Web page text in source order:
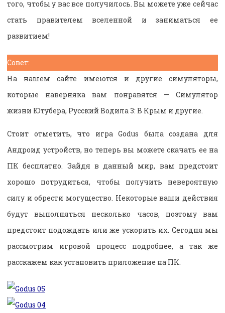
того, чтобы у вас все получилось. Вы можете уже сейчас
стать правителем вселенной и заниматься ее
развитием!
Совет:
На нашем сайте имеются и другие симуляторы,
которые наверняка вам понравятся — Симулятор
жизни Ютубера, Русский Водила 3: В Крым и другие.
Стоит отметить, что игра Godus была создана для
Андроид устройств, но теперь вы можете скачать ее на
ПК бесплатно. Зайдя в данный мир, вам предстоит
хорошо потрудиться, чтобы получить невероятную
силу и обрести могущество. Некоторые ваши действия
будут выполняться несколько часов, поэтому вам
предстоит подождать или же ускорить их. Сегодня мы
рассмотрим игровой процесс подробнее, а так же
расскажем как установить приложение на ПК.